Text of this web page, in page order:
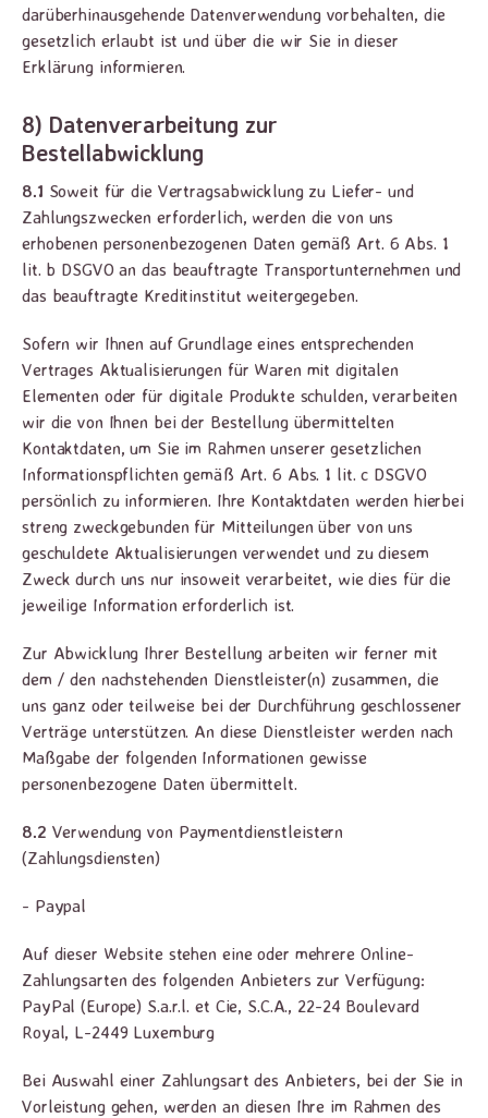
darüberhinausgehende Datenverwendung vorbehalten, die
gesetzlich erlaubt ist und über die wir Sie in dieser
Erklärung informieren.
8) Datenverarbeitung zur
Bestellabwicklung
8.1 Soweit für die Vertragsabwicklung zu Liefer- und
Zahlungszwecken erforderlich, werden die von uns
erhobenen personenbezogenen Daten gemäß Art. 6 Abs. 1
lit. b DSGVO an das beauftragte Transportunternehmen und
das beauftragte Kreditinstitut weitergegeben.
Sofern wir Ihnen auf Grundlage eines entsprechenden
Vertrages Aktualisierungen für Waren mit digitalen
Elementen oder für digitale Produkte schulden, verarbeiten
wir die von Ihnen bei der Bestellung übermittelten
Kontaktdaten, um Sie im Rahmen unserer gesetzlichen
Informationspflichten gemäß Art. 6 Abs. 1 lit. c DSGVO
persönlich zu informieren. Ihre Kontaktdaten werden hierbei
streng zweckgebunden für Mitteilungen über von uns
geschuldete Aktualisierungen verwendet und zu diesem
Zweck durch uns nur insoweit verarbeitet, wie dies für die
jeweilige Information erforderlich ist.
Zur Abwicklung Ihrer Bestellung arbeiten wir ferner mit
dem / den nachstehenden Dienstleister(n) zusammen, die
uns ganz oder teilweise bei der Durchführung geschlossener
Verträge unterstützen. An diese Dienstleister werden nach
Maßgabe der folgenden Informationen gewisse
personenbezogene Daten übermittelt.
8.2 Verwendung von Paymentdienstleistern
(Zahlungsdiensten)
- Paypal
Auf dieser Website stehen eine oder mehrere Online-
Zahlungsarten des folgenden Anbieters zur Verfügung:
PayPal (Europe) S.a.r.l. et Cie, S.C.A., 22-24 Boulevard
Royal, L-2449 Luxemburg
Bei Auswahl einer Zahlungsart des Anbieters, bei der Sie in
Vorleistung gehen, werden an diesen Ihre im Rahmen des